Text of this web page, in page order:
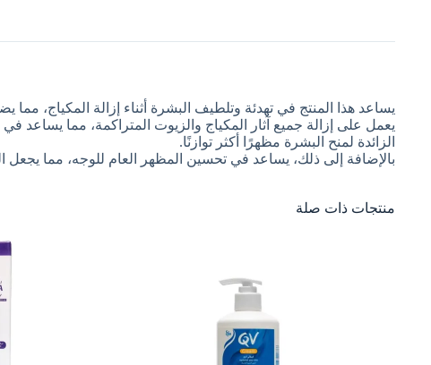
يساعد هذا المنتج في تهدئة وتلطيف البشرة أثناء إزالة المكياج،
يعمل على إزالة جميع آثار المكياج والزيوت المتراكمة، مما يساعد
الزائدة لمنح البشرة مظهرًا أكثر توازنًا.
بالإضافة إلى ذلك، يساعد في تحسين المظهر العام للوجه، مما يجعل
منتجات ذات صلة